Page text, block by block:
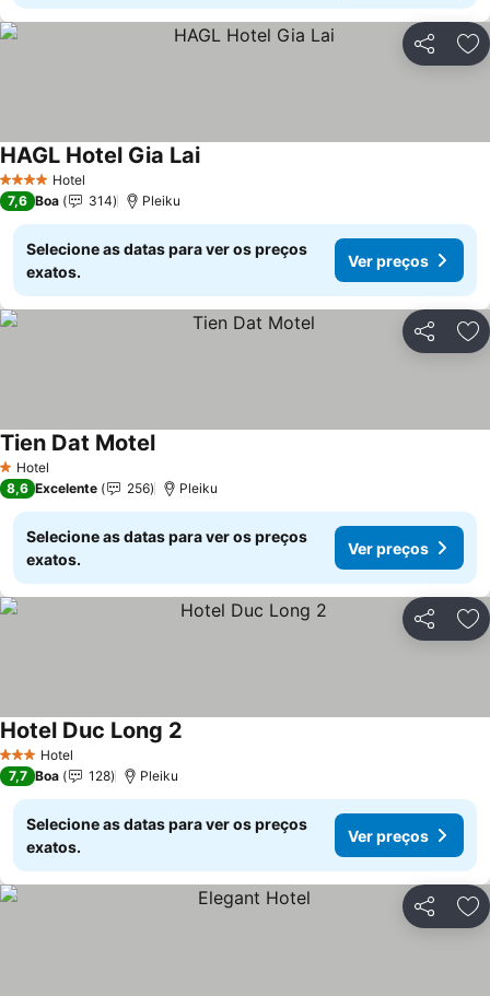
Partilhar
4 EstrelasHotel
HAGL Hotel Gia Lai
7,6 Boa 314 Pleiku
Selecione as datas para ver os preços
exatos.
Ver preços
Partilhar
1 Estrelas
Hotel
Tien Dat Motel
8,6 Excelente 256 Pleiku
Selecione as datas para ver os preços
exatos.
Ver preços
Partilhar
3 EstrelasHotel
Hotel Duc Long 2
7,7 Boa 128 Pleiku
Selecione as datas para ver os preços
exatos.
Ver preços
Partilhar